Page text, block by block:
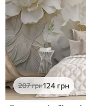
207грн124 грн